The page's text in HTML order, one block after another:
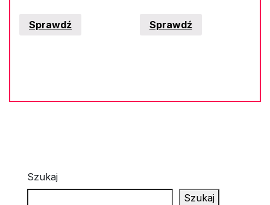
Sprawdź Sprawdź
Szukaj
Szukaj